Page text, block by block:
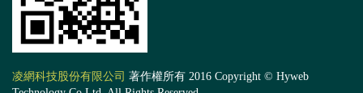
凌網科技股份有限公司 著作權所有 2016 Copyright © Hyweb